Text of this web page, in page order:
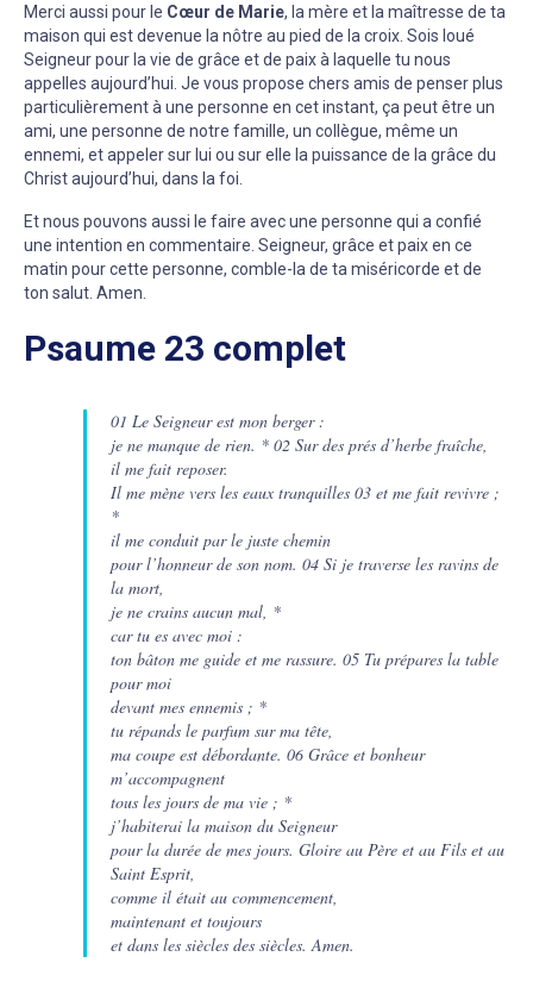
Merci aussi pour le Cœur de Marie, la mère et la maîtresse de ta
maison qui est devenue la nôtre au pied de la croix. Sois loué
Seigneur pour la vie de grâce et de paix à laquelle tu nous
appelles aujourd’hui. Je vous propose chers amis de penser plus
particulièrement à une personne en cet instant, ça peut être un
ami, une personne de notre famille, un collègue, même un
ennemi, et appeler sur lui ou sur elle la puissance de la grâce du
Christ aujourd’hui, dans la foi.
Et nous pouvons aussi le faire avec une personne qui a confié
une intention en commentaire. Seigneur, grâce et paix en ce
matin pour cette personne, comble-la de ta miséricorde et de
ton salut. Amen.
Psaume 23 complet
01 Le Seigneur est mon berger :
je ne manque de rien. * 02 Sur des prés d’herbe fraîche,
il me fait reposer.
Il me mène vers les eaux tranquilles 03 et me fait revivre ;
*
il me conduit par le juste chemin
pour l’honneur de son nom. 04 Si je traverse les ravins de
la mort,
je ne crains aucun mal, *
car tu es avec moi :
ton bâton me guide et me rassure. 05 Tu prépares la table
pour moi
devant mes ennemis ; *
tu répands le parfum sur ma tête,
ma coupe est débordante. 06 Grâce et bonheur
m’accompagnent
tous les jours de ma vie ; *
j’habiterai la maison du Seigneur
pour la durée de mes jours. Gloire au Père et au Fils et au
Saint Esprit,
comme il était au commencement,
maintenant et toujours
et dans les siècles des siècles. Amen.